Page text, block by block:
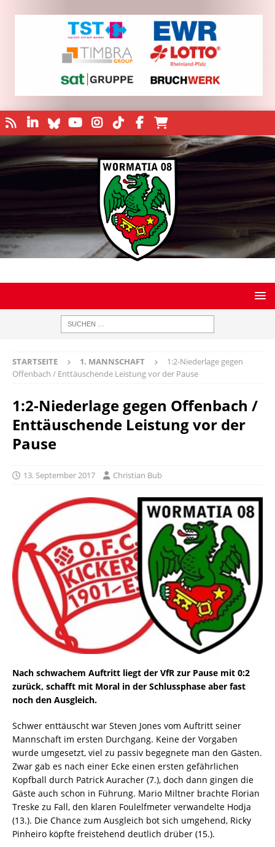
STARTSEITE 1. MANNSCHAFT
1:2-Niederlage gegen
Offenbach / Enttäuschende Leistung vor der Pause
1:2-Niederlage gegen Offenbach /
Enttäuschende Leistung vor der
Pause
13. September 2017 Christian Bub
Nach schwachem Auftritt liegt der VfR zur Pause mit 0:2
zurück, schafft mit Moral in der Schlussphase aber fast
noch den Ausgleich.
Schwer enttäuscht war Steven Jones vom Auftritt seiner
Mannschaft im ersten Durchgang. Keine der Vorgaben
wurde umgesetzt, viel zu passiv begegnete man den Gästen.
Zwar gab es nach einer Ecke einen ersten gefährlichen
Kopfball durch Patrick Auracher (7.), doch dann gingen die
Gäste auch schon in Führung. Mario Miltner brachte Florian
Treske zu Fall, den klaren Foulelfmeter verwandelte Hodja
(13.). Die Chance zum Ausgleich bot sich umgehend, Ricky
Pinheiro köpfte freistehend deutlich drüber (15.).